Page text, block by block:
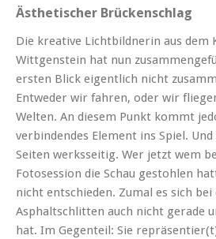
Ästhetischer Brückenschlag
Die kreative Lichtbildnerin aus dem
Wittgenstein hat nun
ersten Blick eigentlich nicht
Entweder wir fahren, oder wir
Welten. An diesem Punkt kommt
verbindendes Element ins Spiel.
Seiten werksseitig. Wer jetzt wem
Fotosession die Schau gestohlen
nicht entschieden. Zumal es sich
Asphaltschlitten auch nicht gerade
hat. Im Gegenteil: Sie